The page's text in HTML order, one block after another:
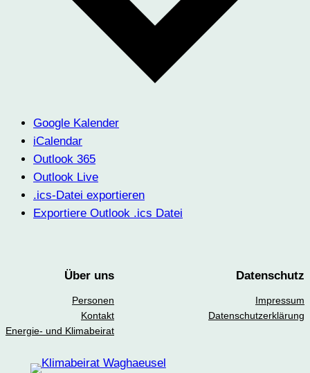
Google Kalender
iCalendar
Outlook 365
Outlook Live
.ics-Datei exportieren
Exportiere Outlook .ics Datei
Über uns
Personen
Kontakt
Energie- und Klimabeirat
Datenschutz
Impressum
Datenschutzerklärung